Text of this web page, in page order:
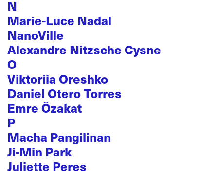
N
Marie-Luce Nadal
NanoVille
Alexandre Nitzsche Cysne
O
Viktoriia Oreshko
Daniel Otero Torres
Emre Özakat
P
Macha Pangilinan
Ji-Min Park
Juliette Peres